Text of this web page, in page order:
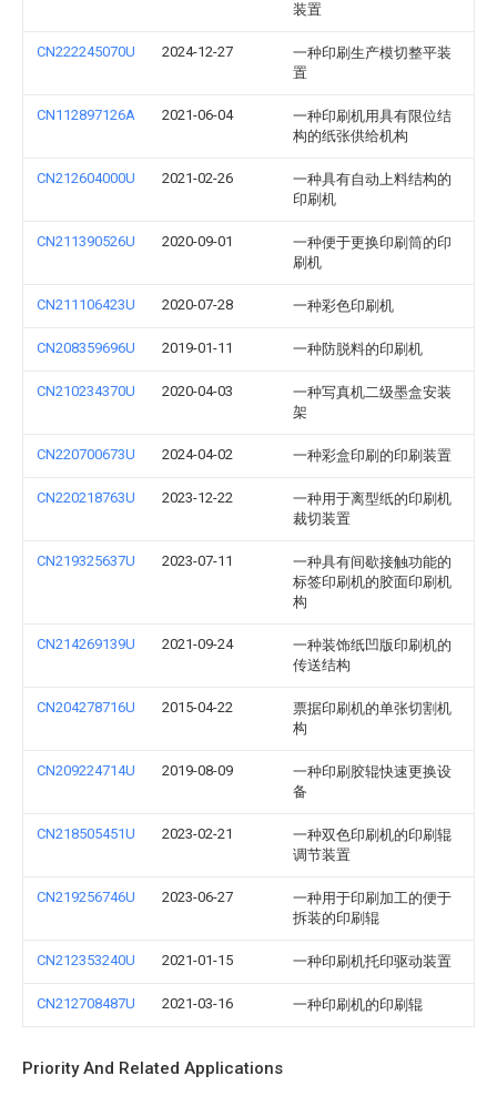
装置
CN222245070U 2024-12-27
一种印刷生产模切整平装
置
CN112897126A 2021-06-04
一种印刷机用具有限位结
构的纸张供给机构
CN212604000U 2021-02-26
一种具有自动上料结构的
印刷机
CN211390526U 2020-09-01
一种便于更换印刷筒的印
刷机
CN211106423U 2020-07-28 一种彩色印刷机
CN208359696U 2019-01-11 一种防脱料的印刷机
CN210234370U 2020-04-03
一种写真机二级墨盒安装
架
CN220700673U 2024-04-02 一种彩盒印刷的印刷装置
CN220218763U 2023-12-22
一种用于离型纸的印刷机
裁切装置
CN219325637U 2023-07-11
一种具有间歇接触功能的
标签印刷机的胶面印刷机
构
CN214269139U 2021-09-24
一种装饰纸凹版印刷机的
传送结构
CN204278716U 2015-04-22
票据印刷机的单张切割机
构
CN209224714U 2019-08-09
一种印刷胶辊快速更换设
备
CN218505451U 2023-02-21
一种双色印刷机的印刷辊
调节装置
CN219256746U 2023-06-27
一种用于印刷加工的便于
拆装的印刷辊
CN212353240U 2021-01-15 一种印刷机托印驱动装置
CN212708487U 2021-03-16 一种印刷机的印刷辊
Priority And Related Applications